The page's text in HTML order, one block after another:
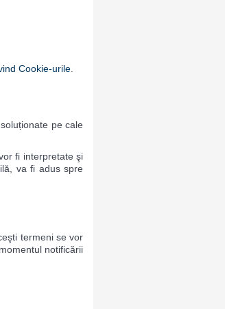
Cookie-urile
pe cale
fi interpretate şi
va fi adus spre
termeni se vor
notificării